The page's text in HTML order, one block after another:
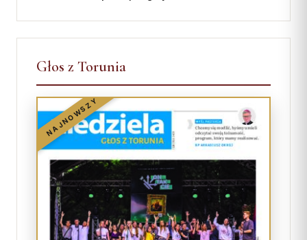
Głos z Torunia
NAJNOWSZY